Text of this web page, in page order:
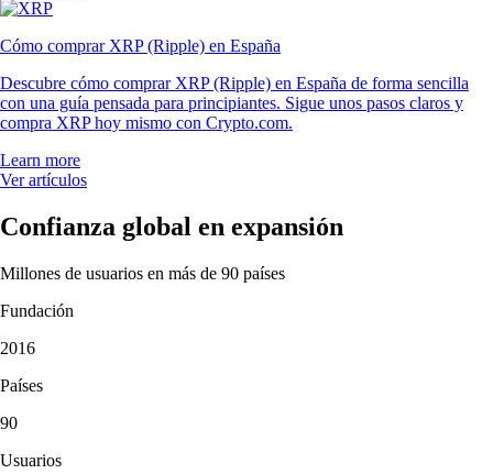
Cómo comprar XRP (Ripple) en España
Descubre cómo comprar XRP (Ripple) en España de forma sencilla
con una guía pensada para principiantes. Sigue unos pasos claros y
compra XRP hoy mismo con Crypto.com.
Learn more
Ver artículos
Confianza global en expansión
Millones de usuarios en más de 90 países
Fundación
2016
Países
90
Usuarios